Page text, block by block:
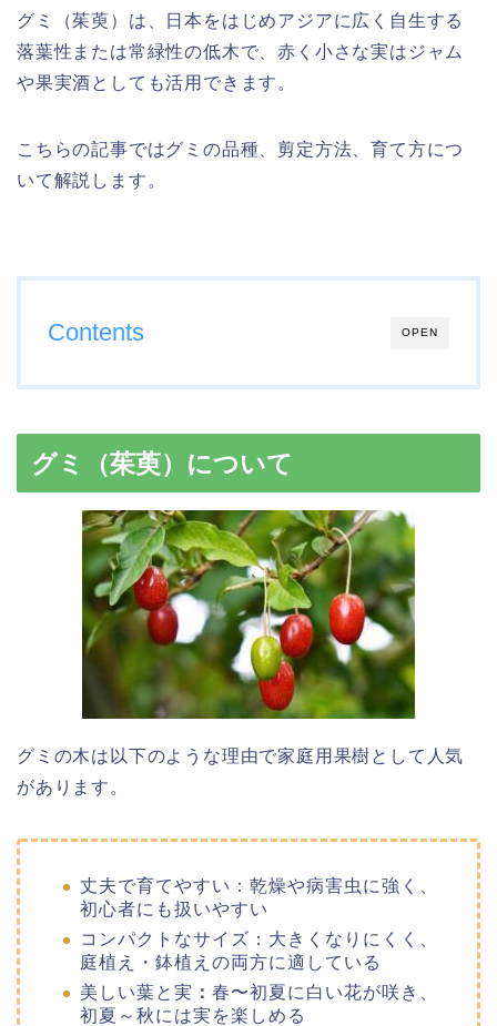
グミ（茱萸）は、日本をはじめアジアに広く自生する
落葉性または常緑性の低木で、赤く小さな実はジャム
や果実酒としても活用できます。
こちらの記事ではグミの品種、剪定方法、育て方につ
いて解説します。
OPEN
Contents
グミ（茱萸）について
グミの木は以下のような理由で家庭用果樹として人気
があります。
丈夫で育てやすい：乾燥や病害虫に強く、
初心者にも扱いやすい
コンパクトなサイズ：大きくなりにくく、
庭植え・鉢植えの両方に適している
美しい葉と実 ： 春〜初夏に白い花が咲き、
初夏～秋には実を楽しめる